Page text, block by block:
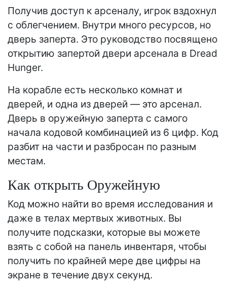
Получив доступ к арсеналу, игрок вздохнул
с облегчением. Внутри много ресурсов, но
дверь заперта. Это руководство посвящено
открытию запертой двери арсенала в Dread
Hunger.
На корабле есть несколько комнат и
дверей, и одна из дверей — это арсенал.
Дверь в оружейную заперта с самого
начала кодовой комбинацией из 6 цифр. Код
разбит на части и разбросан по разным
местам.
Как открыть Оружейную
Код можно найти во время исследования и
даже в телах мертвых животных. Вы
получите подсказки, которые вы можете
взять с собой на панель инвентаря, чтобы
получить по крайней мере две цифры на
экране в течение двух секунд.